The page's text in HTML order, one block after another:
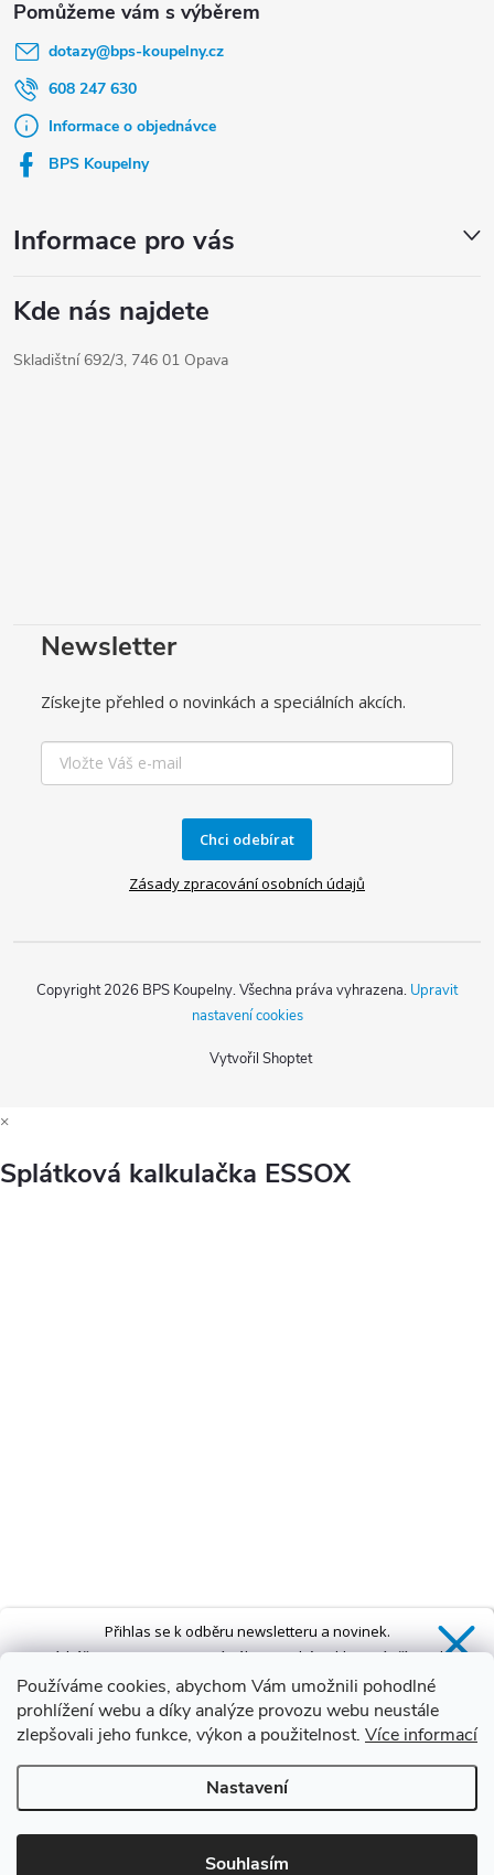
Používáme cookies, abychom Vám umožnili pohodlné
prohlížení webu a díky analýze provozu webu neustále
zlepšovali jeho funkce, výkon a použitelnost. Více informací
Nastavení
Souhlasím
dotazy@bps-koupelny.cz
608 247 630
Informace o objednávce
BPS Koupelny
Informace pro vás
Kde nás najdete
Skladištní 692/3, 746 01 Opava
Newsletter
Získejte přehled o novinkách a speciálních akcích.
Chci odebírat
Zásady zpracování osobních údajů
Vytvořil Shoptet
Copyright 2026 BPS Koupelny. Všechna práva vyhrazena. Upravit
nastavení cookies
×
Splátková kalkulačka ESSOX
Přihlas se k odběru newsletteru a novinek.
ZískášSLEVU 5 %na první nákup a také exkluzivní přístup k
novinkám, slevám a dalším speciálním nabídkám.*
Ano, chci se přihlásit
Zásady zpracování osobních údajů
*Sleva neplatí na vany s dvířky AVO a VOVO